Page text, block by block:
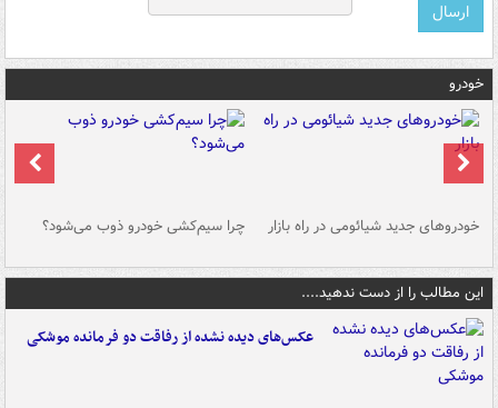
خودرو
خودروهای جدید شیائومی در راه بازار چرا سیم‌کشی خودرو ذوب می‌شود؟
این مطالب را از دست ندهید....
عکس‌های دیده نشده از رفاقت دو فرمانده‌ موشکی